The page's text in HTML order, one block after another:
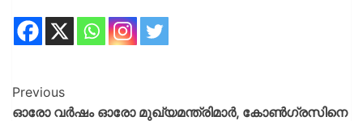
Previous
ഓരോ വര്‍ഷം ഓരോ മുഖ്യമന്ത്രിമാര്‍, കോണ്‍ഗ്രസിനെ